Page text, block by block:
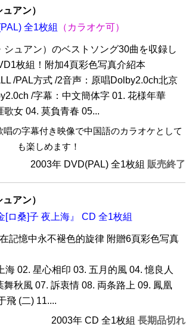
アン）
全1枚組
（カラオケ可）
シュアン）のベストソング30曲を収録し
枚組！附加4頁彩色写真介紹本
/PAL方式 /2音声：原唱Dolby2.0ch北京
/字幕：中文簡体字 01. 花様年華
歌女 04. 莫負青春 05...
唱の字幕付き映像で中国語のカラオケとして
も楽しめます！
2003年 DVD(PAL) 全1枚組 販売終了
アン）
[ロ桑]子 夜上海』 CD 全1枚組
記憶中永不褪色的旋律 附贈6頁彩色写真
海 02. 星心相印 03. 五月的風 04. 憶良人
舞秋風 07. 訴衷情 08. 両条路上 09. 鳳凰
飛 (二) 11....
2003年 CD 全1枚組 長期品切れ